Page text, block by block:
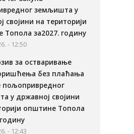
земљишта у
својини на територији
Топола за2027. годину
- 12:50
за остваривање
без плаћања
пољопривредног
у државној својини
општине Топола
- 12:43